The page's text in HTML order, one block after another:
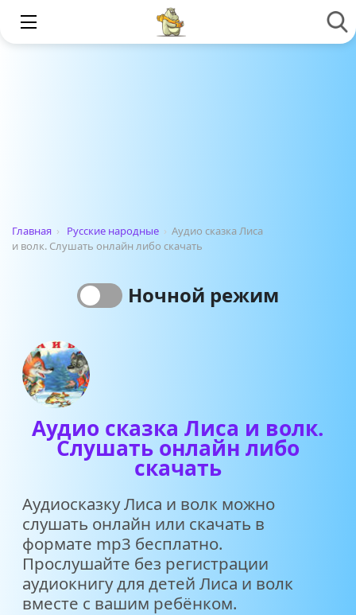
Главная › Русские народные › Аудио сказка Лиса
и волк. Слушать онлайн либо скачать
Ночной режим
Аудио сказка Лиса и волк.
Слушать онлайн либо
скачать
Аудиосказку Лиса и волк можно
слушать онлайн или скачать в
формате mp3 бесплатно.
Прослушайте без регистрации
аудиокнигу для детей Лиса и волк
вместе с вашим ребёнком.